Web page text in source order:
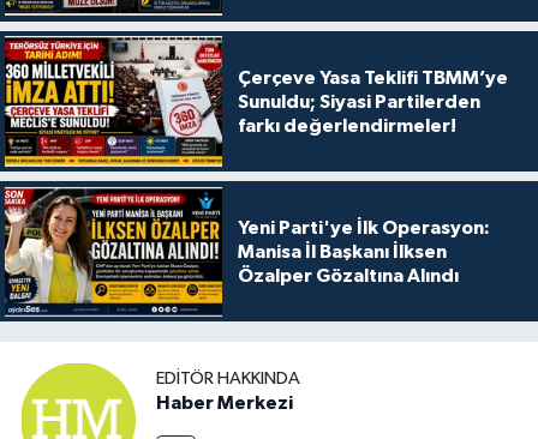
Çerçeve Yasa Teklifi TBMM’ye
Sunuldu; Siyasi Partilerden
farkı değerlendirmeler!
Yeni Parti'ye İlk Operasyon:
Manisa İl Başkanı İlksen
Özalper Gözaltına Alındı
EDITÖR HAKKINDA
Haber Merkezi